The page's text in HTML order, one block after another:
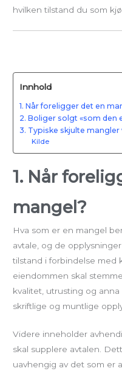
hvilken tilstand du som
Innhold
1. Når foreligger det en
2. Boliger solgt «som den
3. Typiske skjulte
Kilde
1. Når
mangel?
Hva som er en mangel
avtale, og de
tilstand i forbindelse med
eiendommen skal
kvalitet, utrusting og anna
skriftlige og muntlige
Videre inneholder
skal supplere avtalen.
uavhengig av det som er